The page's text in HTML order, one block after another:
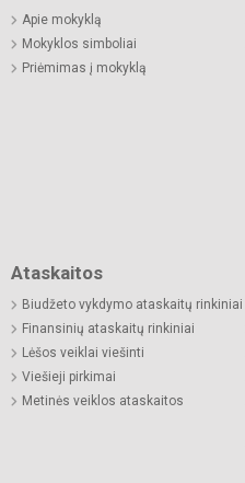
Apie mokyklą
Mokyklos simboliai
Priėmimas į mokyklą
Ataskaitos
Biudžeto vykdymo ataskaitų rinkiniai
Finansinių ataskaitų rinkiniai
Lėšos veiklai viešinti
Viešieji pirkimai
Metinės veiklos ataskaitos